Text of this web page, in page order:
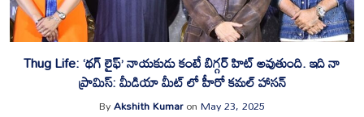
Thug Life: ‘థగ్ లైఫ్’ నాయకుడు కంటే బిగ్గర్ హిట్ అవుతుంది. ఇది నా
ప్రామిస్: మీడియా మీట్ లో హీరో కమల్ హాసన్
ByAkshith KumaronMay 23, 2025